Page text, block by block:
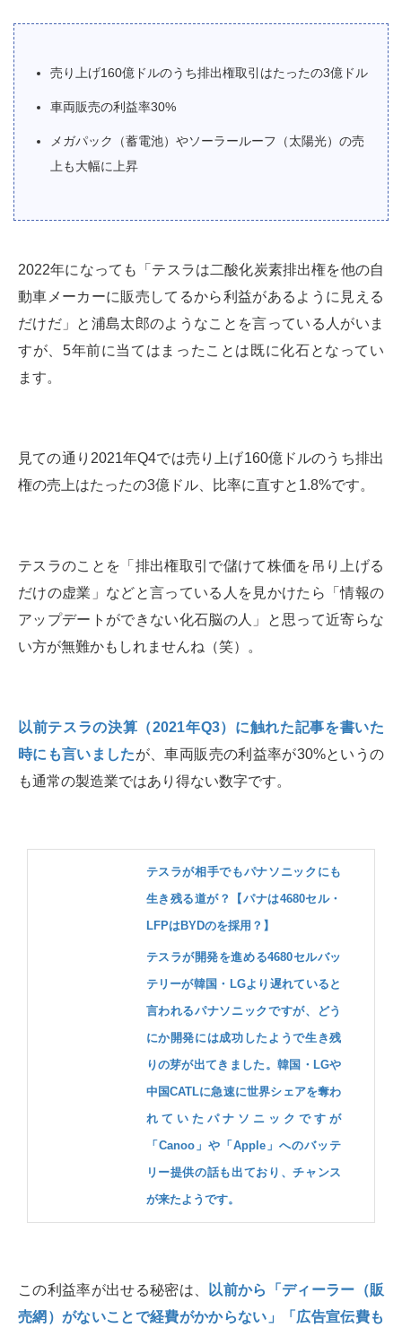
売り上げ160億ドルのうち排出権取引はたったの3億ドル
車両販売の利益率30%
メガパック（蓄電池）やソーラールーフ（太陽光）の売
上も大幅に上昇
2022年になっても「テスラは二酸化炭素排出権を他の自
動車メーカーに販売してるから利益があるように見える
だけだ」と浦島太郎のようなことを言っている人がいま
すが、5年前に当てはまったことは既に化石となってい
ます。
見ての通り2021年Q4では売り上げ160億ドルのうち排出
権の売上はたったの3億ドル、比率に直すと1.8%です。
テスラのことを「排出権取引で儲けて株価を吊り上げる
だけの虚業」などと言っている人を見かけたら「情報の
アップデートができない化石脳の人」と思って近寄らな
い方が無難かもしれませんね（笑）。
以前テスラの決算（2021年Q3）に触れた記事を書いた
時にも言いましたが、車両販売の利益率が30%というの
も通常の製造業ではあり得ない数字です。
テスラが相手でもパナソニックにも
生き残る道が？【パナは4680セル・
LFPはBYDのを採用？】
テスラが開発を進める4680セルバッ
テリーが韓国・LGより遅れていると
言われるパナソニックですが、どう
にか開発には成功したようで生き残
りの芽が出てきました。韓国・LGや
中国CATLに急速に世界シェアを奪わ
れていたパナソニックですが
「Canoo」や「Apple」へのバッテ
リー提供の話も出ており、チャンス
が来たようです。
この利益率が出せる秘密は、
以前から「ディーラー（販
売網）がないことで経費がかからない」「広告宣伝費も